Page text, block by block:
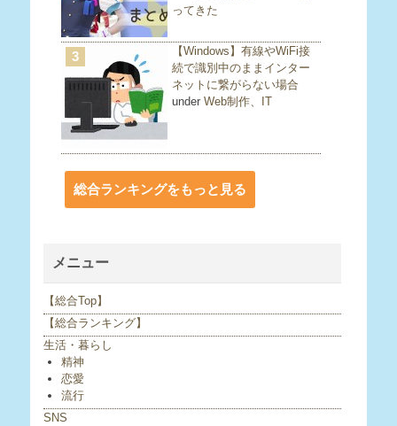
ってきた
3
【Windows】有線やWiFi接
続で識別中のままインター
ネットに繋がらない場合
under Web制作、IT
総合ランキングをもっと見る
メニュー
【総合Top】
【総合ランキング】
生活・暮らし
精神
恋愛
流行
SNS